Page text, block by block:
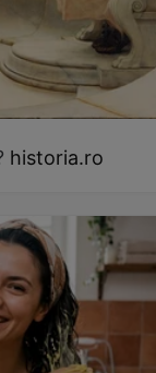
historia.ro